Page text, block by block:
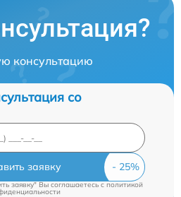
консультацию
со
заявку
заявку" Вы соглашаетесь cполитикой